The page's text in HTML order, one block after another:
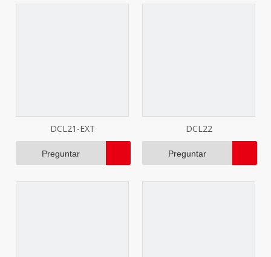
DCL21-EXT
Preguntar
DCL22
Preguntar